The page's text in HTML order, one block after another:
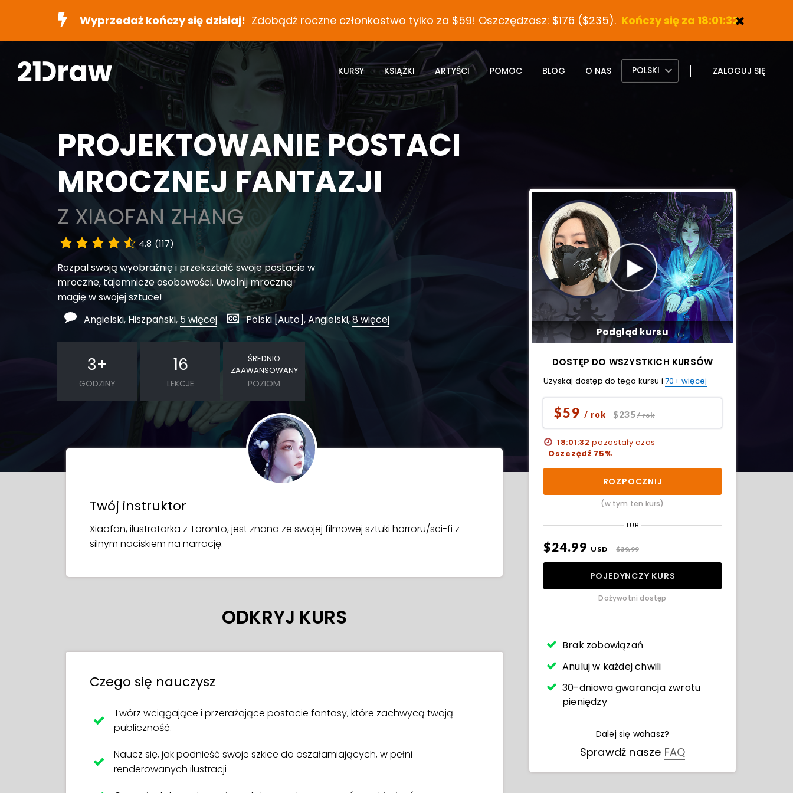
Wyprzedaż kończy się dzisiaj! Zdobądź roczne członkostwo tylko za $59! Oszczędzasz: $176 ($235). Kończy się za 18:01:30
KURSY KSIĄŻKI ARTYŚCI POMOC BLOG O NAS POLSKI ZALOGUJ SIĘ
PROJEKTOWANIE POSTACI
MROCZNEJ FANTAZJI
Z XIAOFAN ZHANG
4.8 (117)
Rozpal swoją wyobraźnię i przekształć swoje postacie w
mroczne, tajemnicze osobowości. Uwolnij mroczną
magię w swojej sztuce!
Angielski, Hiszpański, 5 więcej Polski [Auto], Angielski,8 więcej
3+
GODZINY
16
LEKCJE
ŚREDNIO
ZAAWANSOWANY
POZIOM
Twój instruktor
Xiaofan, ilustratorka z Toronto, jest znana ze swojej filmowej sztuki horroru/sci-fi z
silnym naciskiem na narrację.
ODKRYJ KURS
Czego się nauczysz
Twórz wciągające i przerażające postacie fantasy, które zachwycą twoją
publiczność.
Naucz się, jak podnieść swoje szkice do oszałamiających, w pełni
renderowanych ilustracji
Podgląd kursu
DOSTĘP DO WSZYSTKICH KURSÓW
Uzyskaj dostęp do tego kursu i70+ więcej
$59 / rok $235/ rok
18:01:30 pozostały czas
Oszczędź 75%
ROZPOCZNIJ
(w tym ten kurs)
LUB
$24.99 USD $39.99
POJEDYNCZY KURS
Dożywotni dostęp
Brak zobowiązań
Anuluj w każdej chwili
30-dniowa gwarancja zwrotu
pieniędzy
Dalej się wahasz?
Sprawdź nasze FAQ